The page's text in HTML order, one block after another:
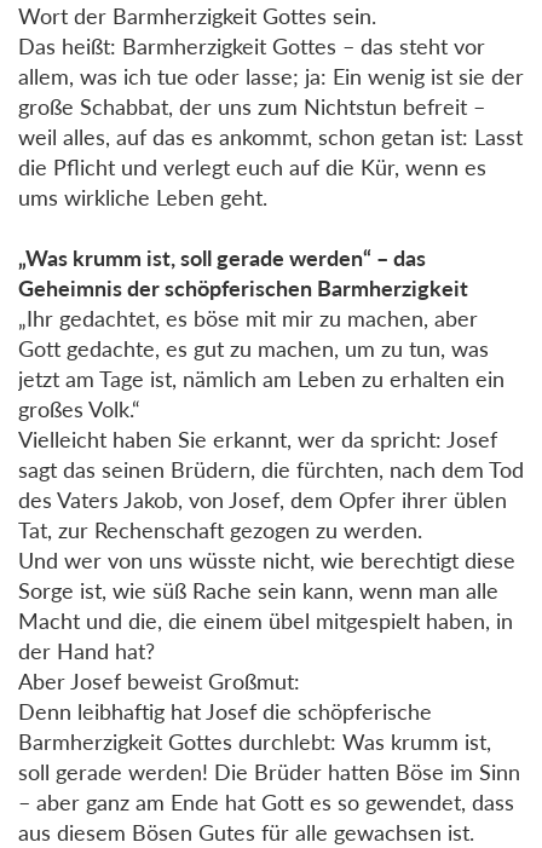
Wort der Barmherzigkeit Gottes sein.
Das heißt: Barmherzigkeit Gottes – das steht vor
allem, was ich tue oder lasse; ja: Ein wenig ist sie der
große Schabbat, der uns zum Nichtstun befreit –
weil alles, auf das es ankommt, schon getan ist: Lasst
die Pflicht und verlegt euch auf die Kür, wenn es
ums wirkliche Leben geht.
„Was krumm ist, soll gerade werden“ – das
Geheimnis der schöpferischen Barmherzigkeit
„Ihr gedachtet, es böse mit mir zu machen, aber
Gott gedachte, es gut zu machen, um zu tun, was
jetzt am Tage ist, nämlich am Leben zu erhalten ein
großes Volk.“
Vielleicht haben Sie erkannt, wer da spricht: Josef
sagt das seinen Brüdern, die fürchten, nach dem Tod
des Vaters Jakob, von Josef, dem Opfer ihrer üblen
Tat, zur Rechenschaft gezogen zu werden.
Und wer von uns wüsste nicht, wie berechtigt diese
Sorge ist, wie süß Rache sein kann, wenn man alle
Macht und die, die einem übel mitgespielt haben, in
der Hand hat?
Aber Josef beweist Großmut:
Denn leibhaftig hat Josef die schöpferische
Barmherzigkeit Gottes durchlebt: Was krumm ist,
soll gerade werden! Die Brüder hatten Böse im Sinn
– aber ganz am Ende hat Gott es so gewendet, dass
aus diesem Bösen Gutes für alle gewachsen ist.